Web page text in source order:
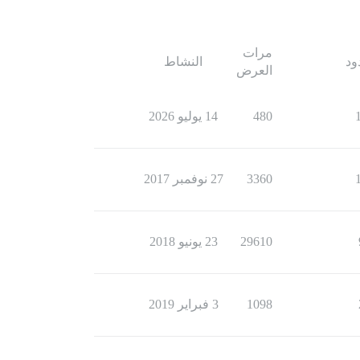
مرات
العرض
النشاط
480 14 يوليو 2026
3360 27 نوفمبر 2017
29610 23 يونيو 2018
1098 3 فبراير 2019